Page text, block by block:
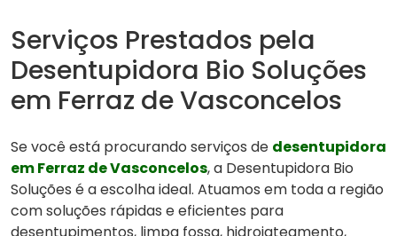
Serviços Prestados pela
Desentupidora Bio Soluções
em Ferraz de Vasconcelos
Se você está procurando serviços de desentupidora
em Ferraz de Vasconcelos, a Desentupidora Bio
Soluções é a escolha ideal. Atuamos em toda a região
com soluções rápidas e eficientes para